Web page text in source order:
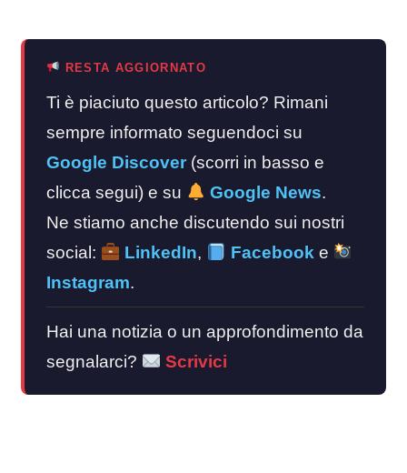
RESTA AGGIORNATO
Ti è piaciuto questo articolo? Rimani
sempre informato seguendoci su
Google Discover (scorri in basso e
clicca segui) e su
Google News.
Ne stiamo anche discutendo sui nostri
social:
LinkedIn, Facebook e
Instagram.
Hai una notizia o un approfondimento da
segnalarci?
Scrivici